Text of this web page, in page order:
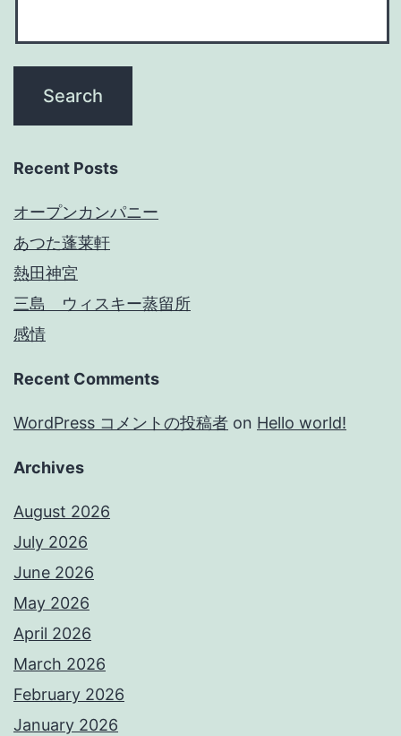
Recent Posts
オープンカンパニー
あつた蓬莱軒
熱田神宮
三島 ウィスキー蒸留所
感情
Recent Comments
WordPress コメントの投稿者 on Hello world!
Archives
August 2026
July 2026
June 2026
May 2026
April 2026
March 2026
February 2026
January 2026